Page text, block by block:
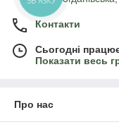
Контакти
Сьогодні
Показати весь
Про нас